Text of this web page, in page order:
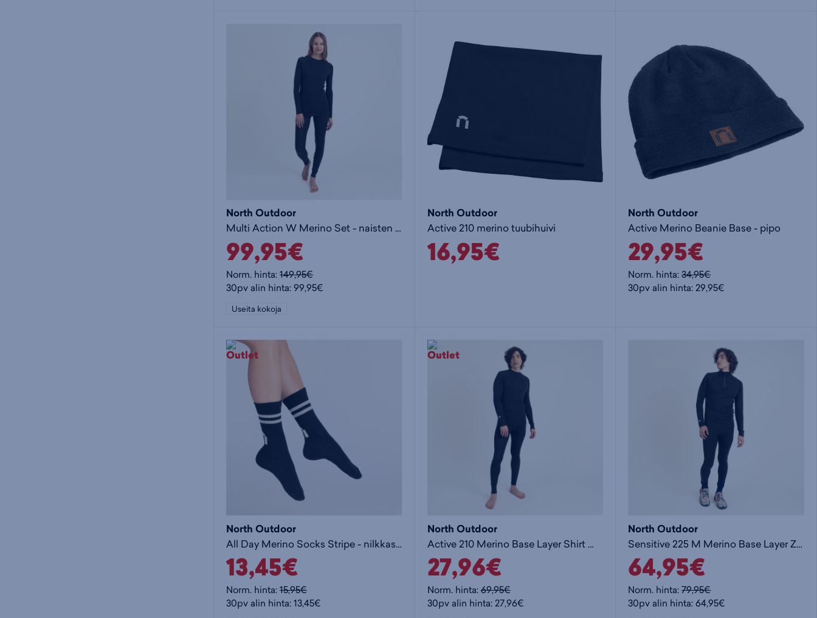
North Outdoor
Multi Action W Merino Set - naisten aluskerrasto
99,95€
Norm. hinta:149,95€
30pv alin hinta: 99,95€
Useita kokoja
North Outdoor
Active 210 merino tuubihuivi
16,95€
North Outdoor
Active Merino Beanie Base - pipo
29,95€
Norm. hinta:34,95€
30pv alin hinta: 29,95€
North Outdoor
All Day Merino Socks Stripe - nilkkasukat
13,45€
Norm. hinta:15,95€
30pv alin hinta: 13,45€
North Outdoor
Active 210 Merino Base Layer Shirt M - miesten aluspaita
27,96€
Norm. hinta:69,95€
30pv alin hinta: 27,96€
North Outdoor
Sensitive 225 M Merino Base Layer Zip Shirt - miesten aluspaita
64,95€
Norm. hinta:79,95€
30pv alin hinta: 64,95€